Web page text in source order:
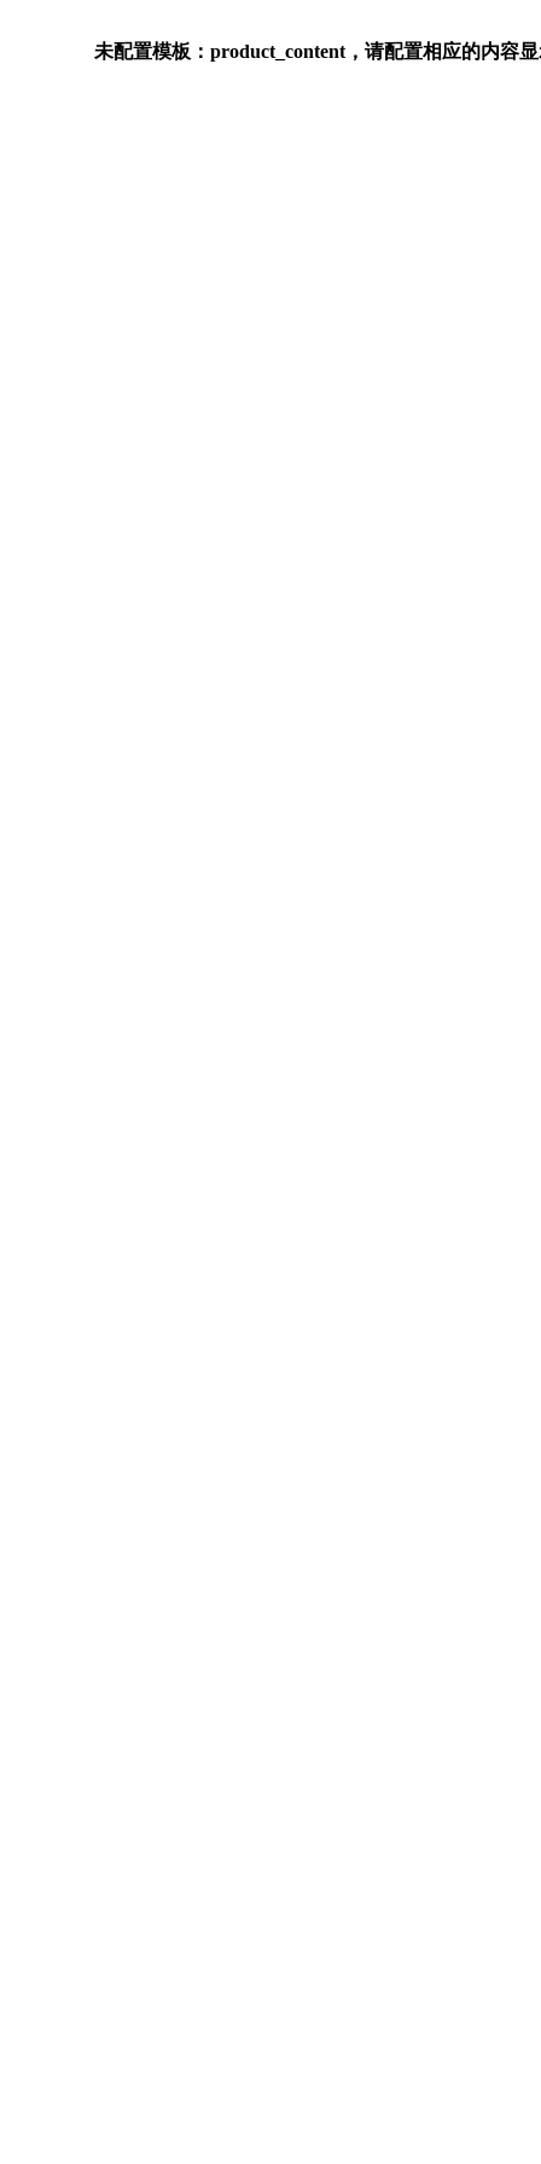
未配置模板：product_content，请配置相应的内容